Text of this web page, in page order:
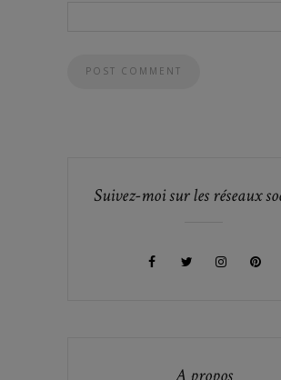
Suivez-moi sur les réseaux
A propos